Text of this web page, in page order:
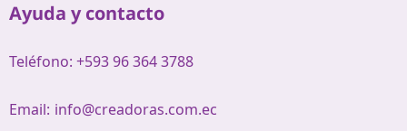
Ayuda y contacto
Teléfono: +593 96 364 3788
Email: info@creadoras.com.ec